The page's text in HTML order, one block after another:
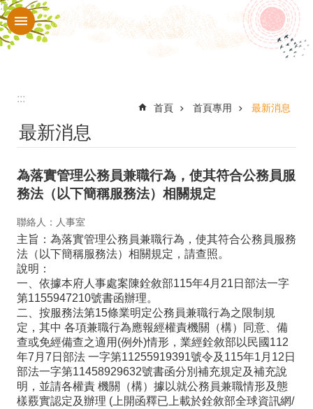
跳到主要內容區塊
進
認
校
入
口
網
站
行
政
處
室
行
:::
:::
首頁 首頁專用 最新消息
最新消息
為落實管理公務員兼職行為，使其符合公務員服
務法（以下簡稱服務法）相關規定
聯絡人：人事室
主旨：為落實管理公務員兼職行為，使其符合公務員服務
法（以下簡稱服務法）相關規定，請查照。
說明：
一、依據本府人事處案陳銓敘部115年4月21日部法一字
第1155947210號書函辦理。
二、按服務法第15條業明定公務員兼職行為之限制規
定，其中 各項兼職行為應報經權責機關（構）同意、備
查或免經備查之適用(例外)情形，業經銓敘部以民國112
年7月7日部法 一字第11255919391號令及115年1月12日
部法一字第11458929632號書函分別補充規定及補充說
明，並請各權責 機關（構）據以就公務員兼職情形及態
樣覈實認定及辦理 (上開函釋已上載於銓敘部全球資訊網/